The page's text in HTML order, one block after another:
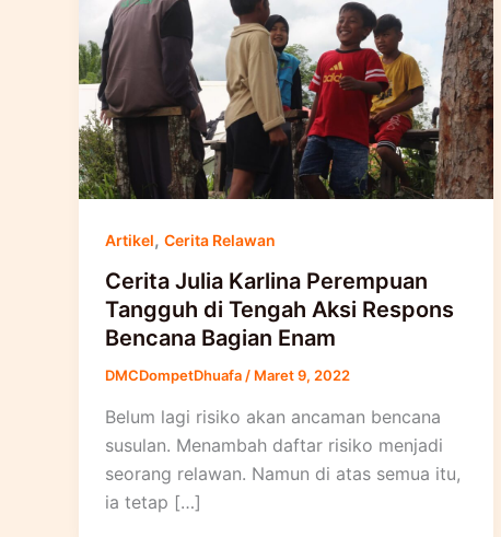
Artikel, Cerita Relawan
Cerita Julia Karlina Perempuan
Tangguh di Tengah Aksi Respons
Bencana Bagian Enam
DMCDompetDhuafa/ Maret 9, 2022
Belum lagi risiko akan ancaman bencana
susulan. Menambah daftar risiko menjadi
seorang relawan. Namun di atas semua itu,
ia tetap […]